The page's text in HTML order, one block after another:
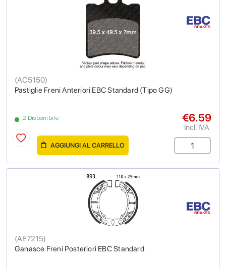
Pastiglie Freni Anteriori EBC Standard (Tipo GG)
(AC5150)
2 Disponibile €6.59
Incl. IVA
AGGIUNGI AL CARRELLO
Ganasce Freni Posteriori EBC Standard
(AE7215)